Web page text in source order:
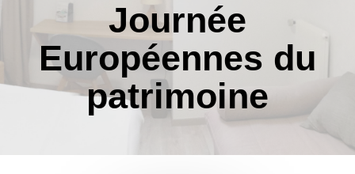
Journée
Européennes du
patrimoine